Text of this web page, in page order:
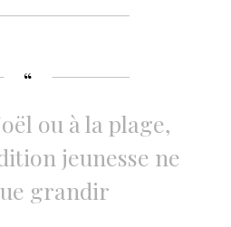
ou à la plage,
jeunesse ne
grandir